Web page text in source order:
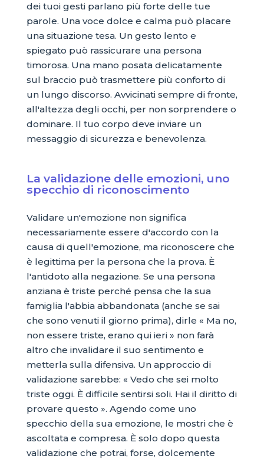
dei tuoi gesti parlano più forte delle tue
parole. Una voce dolce e calma può placare
una situazione tesa. Un gesto lento e
spiegato può rassicurare una persona
timorosa. Una mano posata delicatamente
sul braccio può trasmettere più conforto di
un lungo discorso. Avvicinati sempre di fronte,
all'altezza degli occhi, per non sorprendere o
dominare. Il tuo corpo deve inviare un
messaggio di sicurezza e benevolenza.
La validazione delle emozioni, uno
specchio di riconoscimento
Validare un'emozione non significa
necessariamente essere d'accordo con la
causa di quell'emozione, ma riconoscere che
è legittima per la persona che la prova. È
l'antidoto alla negazione. Se una persona
anziana è triste perché pensa che la sua
famiglia l'abbia abbandonata (anche se sai
che sono venuti il giorno prima), dirle « Ma no,
non essere triste, erano qui ieri » non farà
altro che invalidare il suo sentimento e
metterla sulla difensiva. Un approccio di
validazione sarebbe: « Vedo che sei molto
triste oggi. È difficile sentirsi soli. Hai il diritto di
provare questo ». Agendo come uno
specchio della sua emozione, le mostri che è
ascoltata e compresa. È solo dopo questa
validazione che potrai, forse, dolcemente